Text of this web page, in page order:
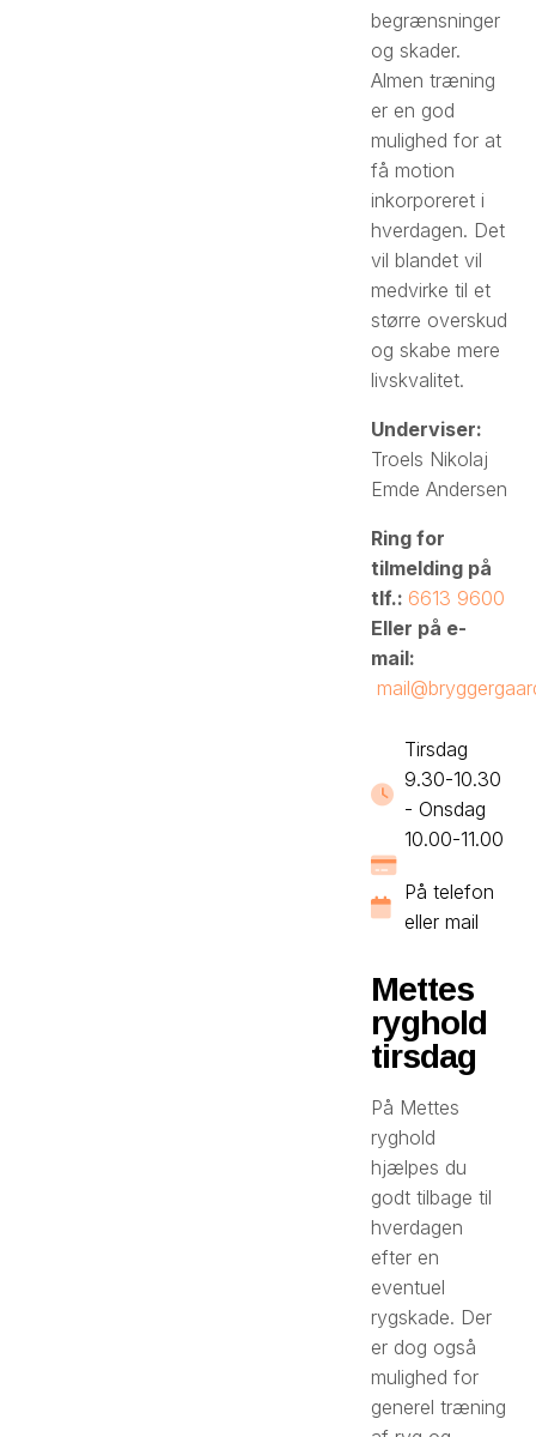
begrænsninger
og skader.
Almen træning
er en god
mulighed for at
få motion
inkorporeret i
hverdagen. Det
vil blandet vil
medvirke til et
større overskud
og skabe mere
livskvalitet.
Underviser:​
Troels Nikolaj
Emde Andersen
Ring for
tilmelding på
tlf.: 6613 9600
Eller på e-
mail:
Tirsdag
9.30-10.30
- Onsdag
10.00-11.00
På telefon
eller mail
Mettes
ryghold
tirsdag
På Mettes
ryghold
hjælpes du
godt tilbage til
hverdagen
efter en
eventuel
rygskade. Der
er dog også
mulighed for
generel træning